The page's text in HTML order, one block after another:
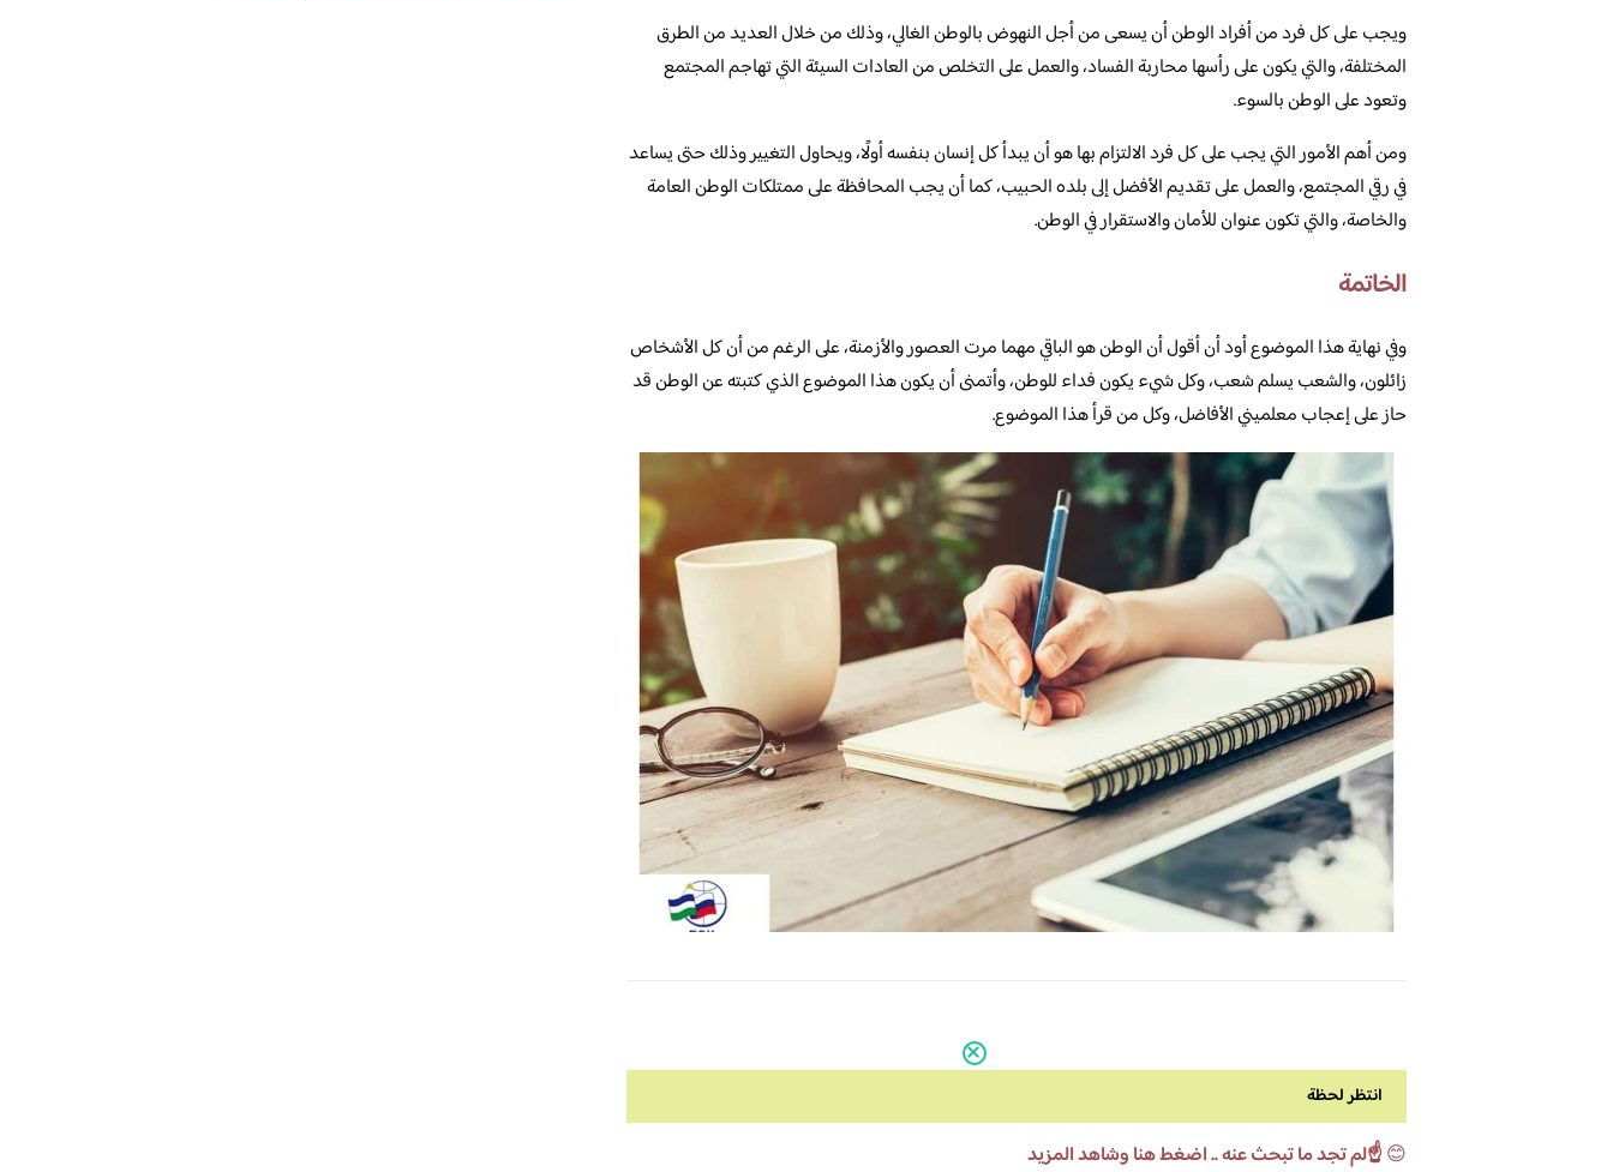
ويجب على كل فرد من أفراد الوطن أن يسعى من أجل النهوض بالوطن الغالي، وذلك من خلال العديد من الطرق
المختلفة، والتي يكون على رأسها محاربة الفساد، والعمل على التخلص من العادات السيئة التي تهاجم المجتمع
وتعود على الوطن بالسوء.
ومن أهم الأمور التي يجب على كل فرد الالتزام بها هو أن يبدأ كل إنسان بنفسه أولًا، ويحاول التغيير وذلك حتى يساعد
في رقي المجتمع، والعمل على تقديم الأفضل إلى بلده الحبيب، كما أن يجب المحافظة على ممتلكات الوطن العامة
والخاصة، والتي تكون عنوان للأمان والاستقرار في الوطن.
الخاتمة
وفي نهاية هذا الموضوع أود أن أقول أن الوطن هو الباقي مهما مرت العصور والأزمنة، على الرغم من أن كل الأشخاص
زائلون، والشعب يسلم شعب، وكل شيء يكون فداء للوطن، وأتمنى أن يكون هذا الموضوع الذي كتبته عن الوطن قد
حاز على إعجاب معلميني الأفاضل، وكل من قرأ هذا الموضوع.
انتظر لحظة
😊☝️لم تجد ما تبحث عنه .. اضغط هنا وشاهد المزيد